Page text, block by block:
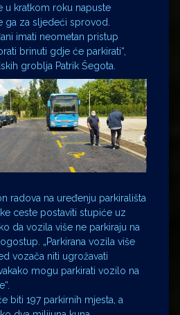
u kratkom roku napuste
ga za sljedeći sprovod.
imati neometan pristup
brinuti gdje će parkirati“,
groblja Patrik Šegota.
radova na uređenju parkirališta
ceste postaviti stupiće uz
da vozila više ne parkiraju na
„Parkirana vozila više
vozača niti ugrožavati
mogu parkirati vozilo na
biti 197 parkirnih mjesta, a